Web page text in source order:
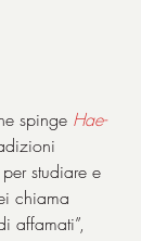
spinge Hae-
studiare e
chiama
affamati”,